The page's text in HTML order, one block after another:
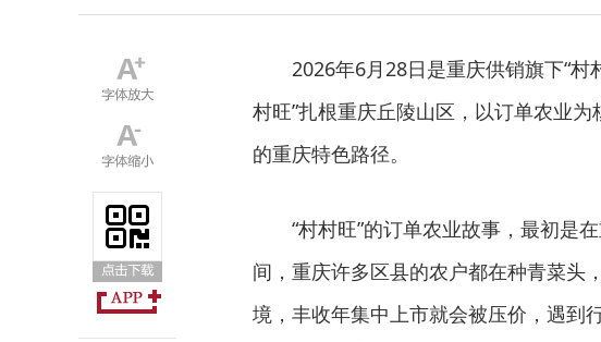
2026年6月28日是重庆供销旗下“村
村旺”扎根重庆丘陵山区，以订单农业
的重庆特色路径。
“村村旺”的订单农业故事，最初是
间，重庆许多区县的农户都在种青菜头
境，丰收年集中上市就会被压价，遇到